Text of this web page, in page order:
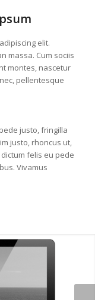
elit.
massa. Cum sociis
montes, nascetur
pellentesque
justo, fringilla
justo, rhoncus ut,
felis eu pede
Vivamus